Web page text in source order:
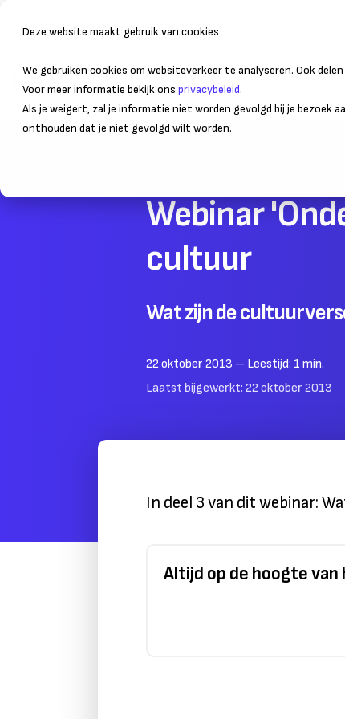
Deze website maakt gebruik van cookies
We gebruiken cookies om websiteverkeer te analyseren. Ook
Voor meer informatie bekijk ons privacybeleid.
Als je weigert, zal je informatie niet worden gevolgd bij je bezoek
onthouden dat je niet gevolgd wilt worden.
Bedrijfsvoering
Webinar
cultuur
Wat zijn de
22 oktober 2013 – Leestijd: 1 min.
Laatst bijgewerkt: 22 oktober 2013
In deel 3 van dit webinar:
Altijd op de hoogte